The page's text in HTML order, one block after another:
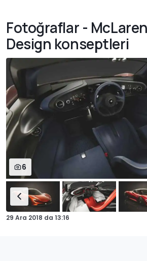
Fotoğraflar -
Design konseptleri
6
29 Ara 2018 da 13:16